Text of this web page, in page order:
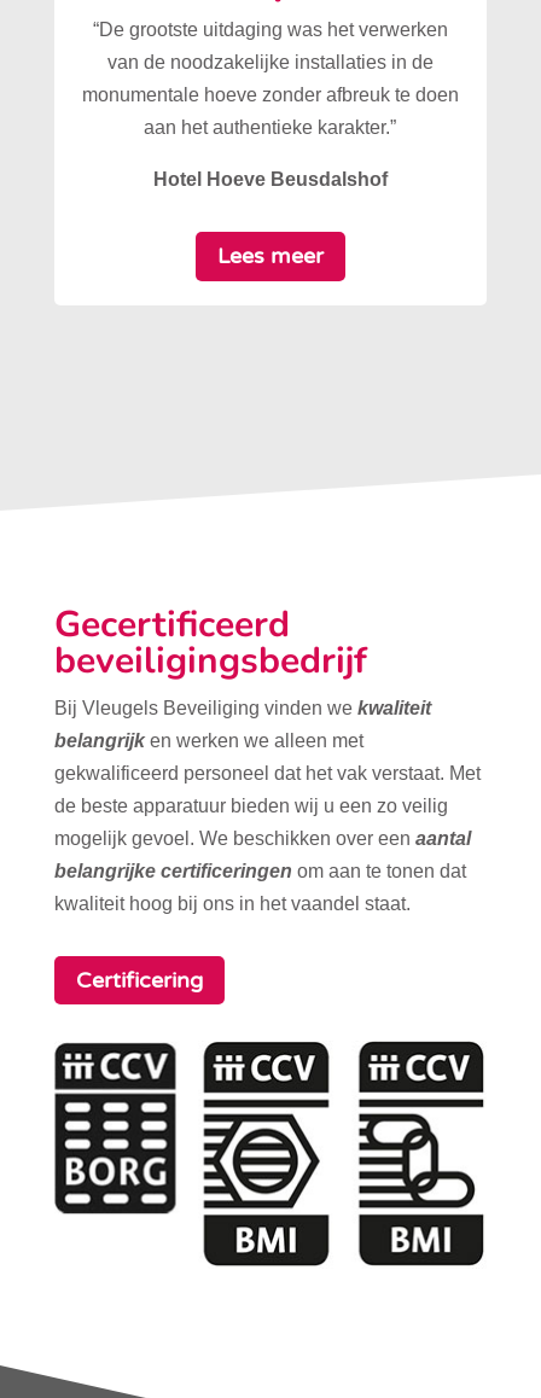
“De grootste uitdaging was het verwerken
van de noodzakelijke installaties in de
monumentale hoeve zonder afbreuk te doen
aan het authentieke karakter.”
Hotel Hoeve Beusdalshof
Lees meer
Gecertificeerd
beveiligingsbedrijf
Bij Vleugels Beveiliging vinden we kwaliteit
belangrijk en werken we alleen met
gekwalificeerd personeel dat het vak verstaat. Met
de beste apparatuur bieden wij u een zo veilig
mogelijk gevoel. We beschikken over een aantal
belangrijke certificeringen om aan te tonen dat
kwaliteit hoog bij ons in het vaandel staat.
Certificering